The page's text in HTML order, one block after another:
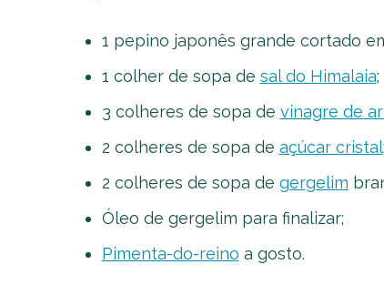
1 pepino japonês grande cortado
1 colher de sopa de sal do Himalaia;
3 colheres de sopa de vinagre de
2 colheres de sopa de açúcar cristal;
2 colheres de sopa de gergelim
Óleo de gergelim para finalizar;
Pimenta-do-reino a gosto.